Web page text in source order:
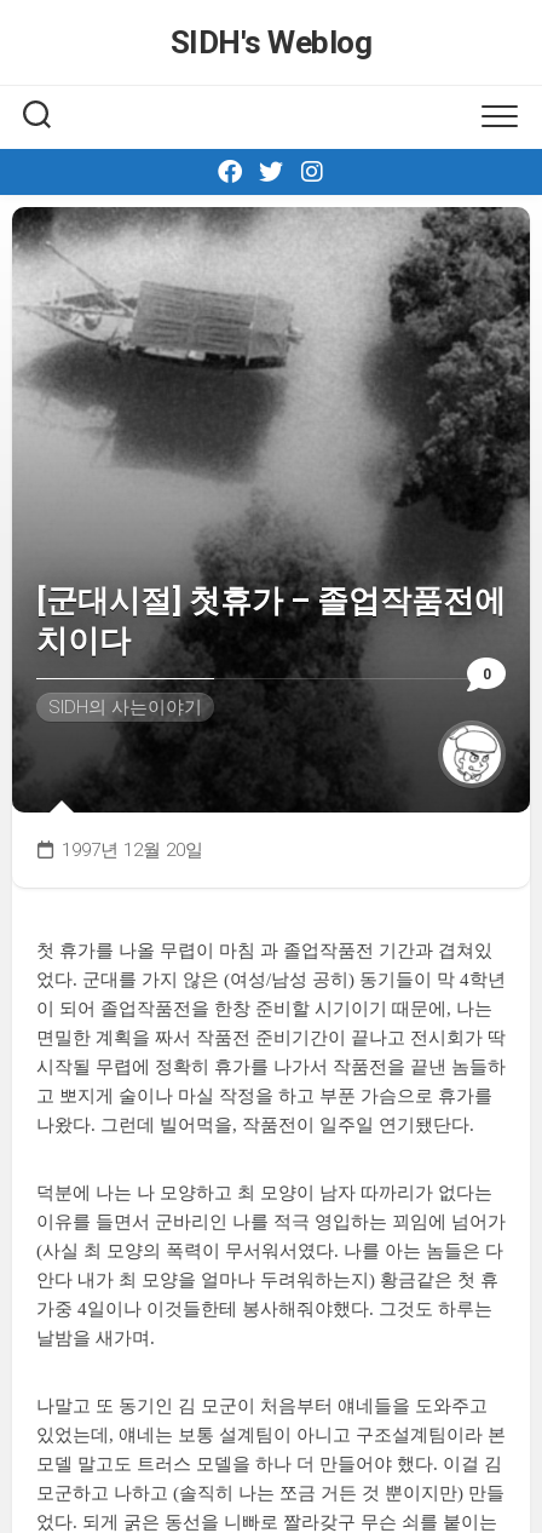
SIDH′s Weblog
0
[군대시절] 첫휴가 – 졸업작품전에
치이다
SIDH의 사는이야기
1997년 12월 20일
첫 휴가를 나올 무렵이 마침 과 졸업작품전 기간과 겹쳐있
었다. 군대를 가지 않은 (여성/남성 공히) 동기들이 막 4학년
이 되어 졸업작품전을 한창 준비할 시기이기 때문에, 나는
면밀한 계획을 짜서 작품전 준비기간이 끝나고 전시회가 딱
시작될 무렵에 정확히 휴가를 나가서 작품전을 끝낸 놈들하
고 뽀지게 술이나 마실 작정을 하고 부푼 가슴으로 휴가를
나왔다. 그런데 빌어먹을, 작품전이 일주일 연기됐단다.
덕분에 나는 나 모양하고 최 모양이 남자 따까리가 없다는
이유를 들면서 군바리인 나를 적극 영입하는 꾀임에 넘어가
(사실 최 모양의 폭력이 무서워서였다. 나를 아는 놈들은 다
안다 내가 최 모양을 얼마나 두려워하는지) 황금같은 첫 휴
가중 4일이나 이것들한테 봉사해줘야했다. 그것도 하루는
날밤을 새가며.
나말고 또 동기인 김 모군이 처음부터 얘네들을 도와주고
있었는데, 얘네는 보통 설계팀이 아니고 구조설계팀이라 본
모델 말고도 트러스 모델을 하나 더 만들어야 했다. 이걸 김
모군하고 나하고 (솔직히 나는 쪼금 거든 것 뿐이지만) 만들
었다. 되게 굵은 동선을 니빠로 짤라갖구 무슨 쇠를 붙이는